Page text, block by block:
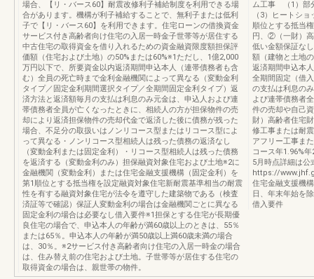
場合、【リ・バース60】耐震改修利子補給制度を利用できる場
合があります。機構が利子補給することで、無利子または低利
子で【リ・バース60】を利用できます。住宅ローンの借換資金
サービス付き高齢者向け住宅の入居一時金子世帯等が居住する
中古住宅の取得資金を借り入れるための資金融資限度額担保評
価額（住宅および土地）の50%または60%※1ただし、1億2,000
万円以下で、所要資金以内返済期間申込本人（連帯債務者も含
む）全員の死亡時まで金利金融機関によって異なる（変動金利
タイプ／固定金利期間選択タイプ／全期間固定金利タイプ）返
済方法と返済額毎月の支払は利息のみ元金は、申込人および連
帯債務者全員が亡くなったときに、相続人の方が担保物件の売
却により返済担保物件の売却代金で返済した後に債務が残った
場合、不足分の取扱いはノンリコース型またはリコース型によ
って異なる・ノンリコース型相続人は残った債務の返済なし
（変動金利または固定金利）・リコース型相続人は残った債務
を返済する（変動金利のみ）担保融資対象住宅および土地※2に
金融機関（変動金利）または住宅金融支援機構（固定金利）を
第1順位とする抵当権を設定融資対象住宅新耐震基準相当の耐震
性を有する融資対象住宅が法令を遵守した建築物である（検査
済証等で確認）保証人変動金利の場合は金融機関ごとに異なる
固定金利の場合は必要なし借入要件※1担保とする住宅が長期優
良住宅の場合で、申込本人の年齢が満60歳以上のときは、55％
または65％。申込本人の年齢が満50歳以上満60歳未満の場合
は、30％。※2サービス付き高齢者向け住宅の入居一時金の場合
は、住み替え前の住宅および土地。子世帯等が居住する住宅の
取得資金の場合は、親世帯の物件。
ム工事 （1）部
（3）ヒートシ
順位とする抵当
円、②（一財）
低い金額保証な
額（建物と土地
返済期間申込本
全期間固定（借
の支払は利息の
よび連帯債務者
件の売却や自己
財）高齢者住宅
修工事または耐
アフリー工事ま
コース年1.96%
5月時点詳細は公
https://
住宅金融支援機
日、年末年始を
借入要件